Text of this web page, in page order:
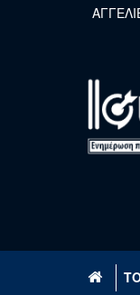
Παράκαμψη προς το